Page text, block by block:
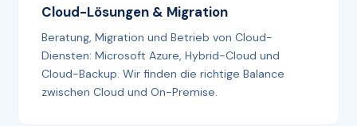
Cloud-Lösungen & Migration
Beratung, Migration und Betrieb von Cloud-
Diensten: Microsoft Azure, Hybrid-Cloud und
Cloud-Backup. Wir finden die richtige Balance
zwischen Cloud und On-Premise.